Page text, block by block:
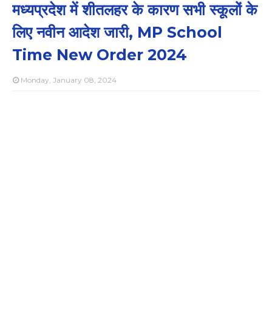
मध्यप्रदेश में शीतलहर के कारण सभी स्कूलों के
लिए नवीन आदेश जारी, MP School
Time New Order 2024
Monday, January 08, 2024